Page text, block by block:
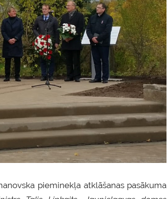
pieminekļa atklāšanas pasākuma